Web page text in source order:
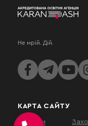
Не мрій. Дій.
КАРТА САЙТУ
Послуги